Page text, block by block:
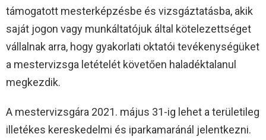
támogatott mesterképzésbe és vizsgáztatásba, akik
saját jogon vagy munkáltatójuk által kötelezettséget
vállalnak arra, hogy gyakorlati oktatói tevékenységüket
a mestervizsga letételét követően haladéktalanul
megkezdik.
A mestervizsgára 2021. május 31-ig lehet a területileg
illetékes kereskedelmi és iparkamaránál jelentkezni.